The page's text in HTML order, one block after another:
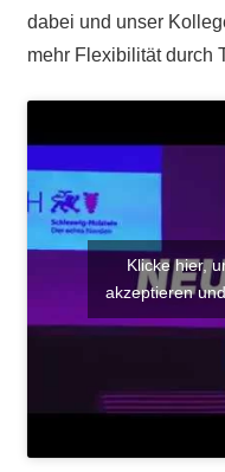
dabei und unser
mehr Flexibilität durch
Klicke hier,
akzeptieren